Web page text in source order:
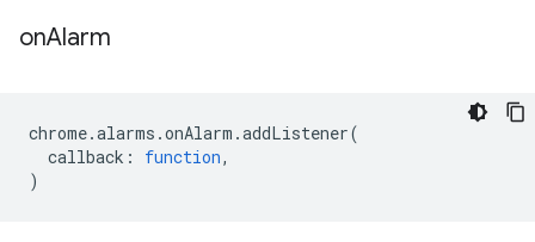
onAlarm
chrome.alarms .onAlarm .addListener(
callback : function,
)